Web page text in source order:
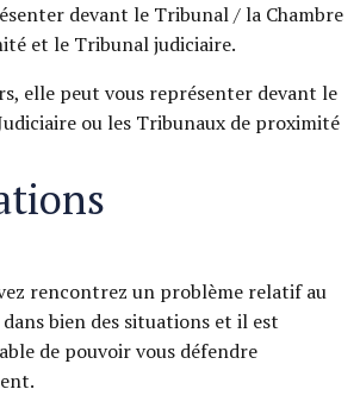
devant le Tribunal / la Chambre
et le Tribunal judiciaire.
elle peut vous représenter devant le
ou les Tribunaux de proximité
rencontrez un problème relatif au
bien des situations et il est
de pouvoir vous défendre